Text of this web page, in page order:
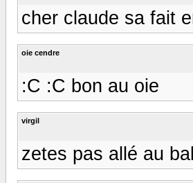
cher claude sa fait
oie cendre
:C :C bon au oie
virgil
zetes pas allé au